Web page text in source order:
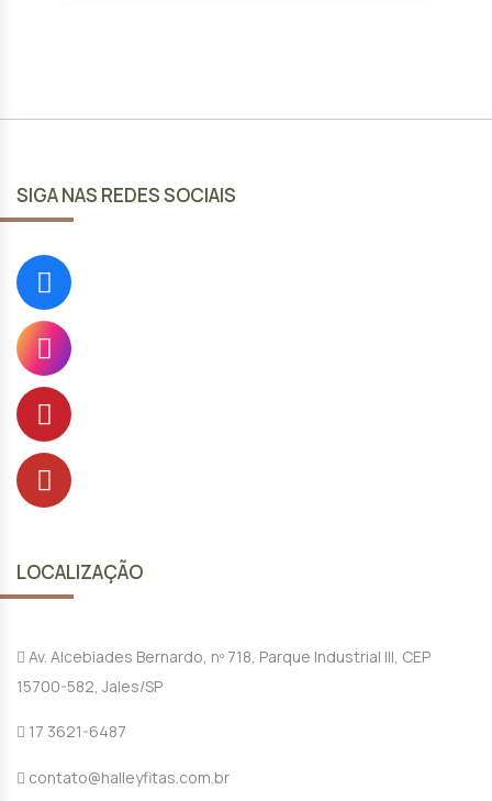
SIGA NAS REDES SOCIAIS
LOCALIZAÇÃO
Av. Alcebiades Bernardo, nº 718, Parque Industrial III, CEP
15700-582, Jales/SP
17 3621-6487
contato@halleyfitas.com.br